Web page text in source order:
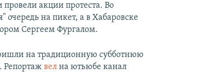
акции протеста. Во
очередь на пикет, а в Хабаровске
Сергеем Фургалом.
на традиционную субботнюю
Репортажвел на ютьюбе канал